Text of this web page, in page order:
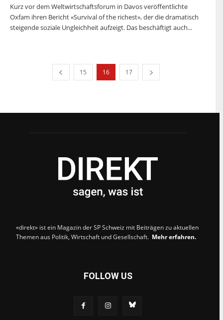
Kurz vor dem Weltwirtschaftsforum in Davos veröffentlichte
Oxfam ihren Bericht «Survival of the richest», der die dramatisch
steigende soziale Ungleichheit aufzeigt. Das beschäftigt auch...
15 16 17
«direkt» ist ein Magazin der SP Schweiz mit Beiträgen zu aktuellen
Themen aus Politik, Wirtschaft und Gesellschaft. Mehr erfahren.
FOLLOW US